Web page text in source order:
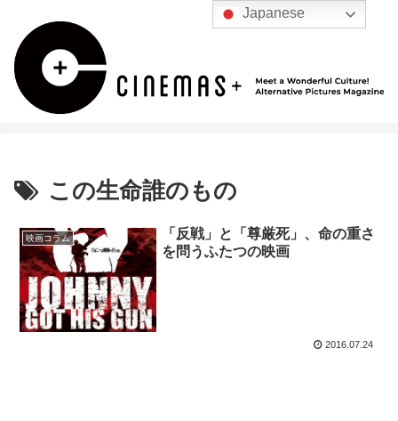
この生命誰のもの
映画コラム
「反戦」と「尊厳死」、命の重さ
を問うふたつの映画
2016.07.24
Japanese